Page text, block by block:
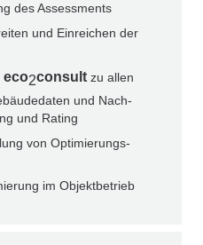
des Assessments
und Einreichen der
eco2consult zu allen
und Nach­
und Rating
von Opti­mierungs­
im Objektbetrieb